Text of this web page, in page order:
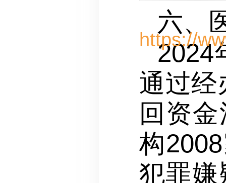
六、
2024
通过经
回资
构
犯罪嫌